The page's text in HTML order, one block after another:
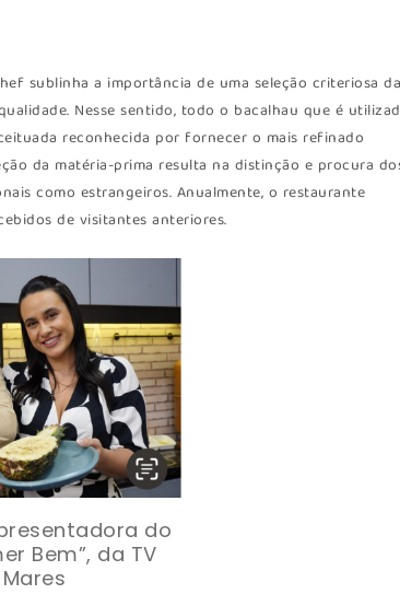
sublinha a importância de uma seleção criteriosa
Nesse sentido, todo o bacalhau que é
reconhecida por fornecer o mais refinado
da matéria-prima resulta na distinção e procura
como estrangeiros. Anualmente, o restaurante
de visitantes anteriores.
do
Bem”, da TV